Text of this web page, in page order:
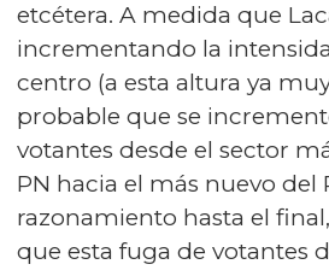
etcétera. A medida que
incrementando la
centro (a esta altura ya
probable que se
votantes desde el sector
PN hacia el más nuevo del
razonamiento hasta el
que esta fuga de votantes